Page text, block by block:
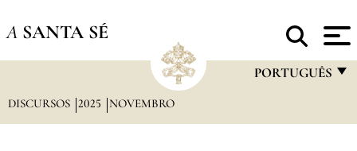
A SANTA SÉ
PORTUGUÊS
DISCURSOS 2025 NOVEMBRO